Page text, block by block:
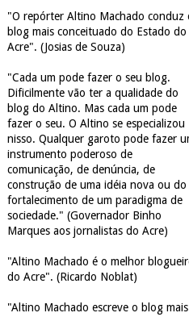
"O repórter Altino Machado conduz
blog mais conceituado do Estado do
Acre". (Josias de Souza)
"Cada um pode fazer o seu blog.
Dificilmente vão ter a qualidade do
blog do Altino. Mas cada um pode
fazer o seu. O Altino se especializou
nisso. Qualquer garoto pode fazer
instrumento poderoso de
comunicação, de denúncia, de
construção de uma idéia nova ou do
fortalecimento de um paradigma de
sociedade." (Governador Binho
Marques aos jornalistas do Acre)
"Altino Machado é o melhor
do Acre". (Ricardo Noblat)
"Altino Machado escreve o blog mais